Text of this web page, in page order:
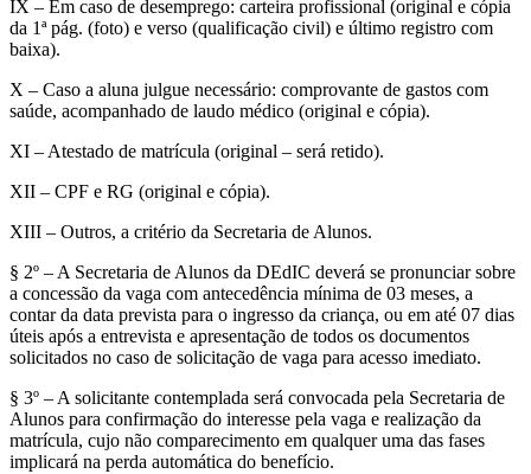
IX – Em caso de desemprego: carteira profissional (original e cópia
da 1ª pág. (foto) e verso (qualificação civil) e último registro com
baixa).
X – Caso a aluna julgue necessário: comprovante de gastos com
saúde, acompanhado de laudo médico (original e cópia).
XI – Atestado de matrícula (original – será retido).
XII – CPF e RG (original e cópia).
XIII – Outros, a critério da Secretaria de Alunos.
§ 2º – A Secretaria de Alunos da DEdIC deverá se pronunciar sobre
a concessão da vaga com antecedência mínima de 03 meses, a
contar da data prevista para o ingresso da criança, ou em até 07 dias
úteis após a entrevista e apresentação de todos os documentos
solicitados no caso de solicitação de vaga para acesso imediato.
§ 3º – A solicitante contemplada será convocada pela Secretaria de
Alunos para confirmação do interesse pela vaga e realização da
matrícula, cujo não comparecimento em qualquer uma das fases
implicará na perda automática do benefício.